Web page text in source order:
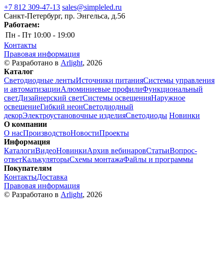
+7 812 309-47-13 sales@simpleled.ru
Санкт-Петербург, пр. Энгельса, д.56
Работаем:
Пн - Пт 10:00 - 19:00
Контакты
Правовая информация
© Разработано в Arlight, 2026
Каталог
Светодиодные лентыИсточники питанияСистемы управления
и автоматизацииАлюминиевые профилиФункциональный
светДизайнерский светСистемы освещенияНаружное
освещениеГибкий неонСветодиодный
декорЭлектроустановочные изделияСветодиоды Новинки
О компании
О насПроизводствоНовостиПроекты
Информация
КаталогиВидеоНовинкиАрхив вебинаровСтатьиВопрос-
ответКалькуляторыСхемы монтажаФайлы и программы
Покупателям
КонтактыДоставка
Правовая информация
© Разработано в Arlight, 2026